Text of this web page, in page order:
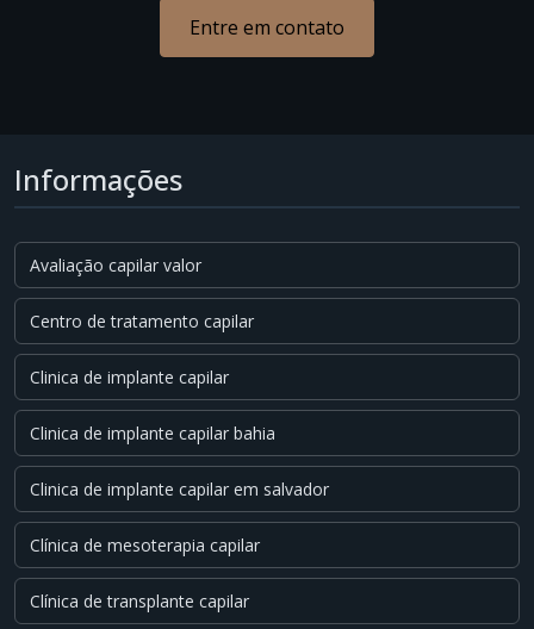
Entre em contato
Informações
Avaliação capilar valor
Centro de tratamento capilar
Clinica de implante capilar
Clinica de implante capilar bahia
Clinica de implante capilar em salvador
Clínica de mesoterapia capilar
Clínica de transplante capilar